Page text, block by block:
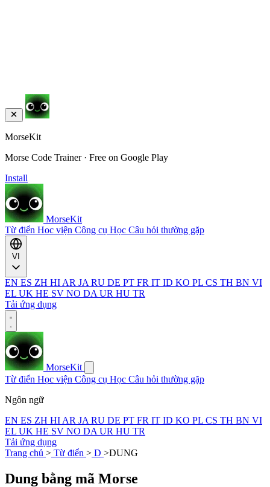
MorseKit
Morse Code Trainer · Free on Google Play
Install
MorseKit
Từ điển Học viện Công cụ Học Câu hỏi thường gặp
EN ES ZH HI AR JA RU DE PT FR IT ID KO PL CS TH BN VI
EL UK HE SV NO DA UR HU TR
Tải ứng dụng
MorseKit
Từ điển Học viện Công cụ Học Câu hỏi thường gặp
Ngôn ngữ
EN ES ZH HI AR JA RU DE PT FR IT ID KO PL CS TH BN VI
EL UK HE SV NO DA UR HU TR
Tải ứng dụng
Trang chủ > Từ điển > D >DUNG
Dung bằng mã Morse